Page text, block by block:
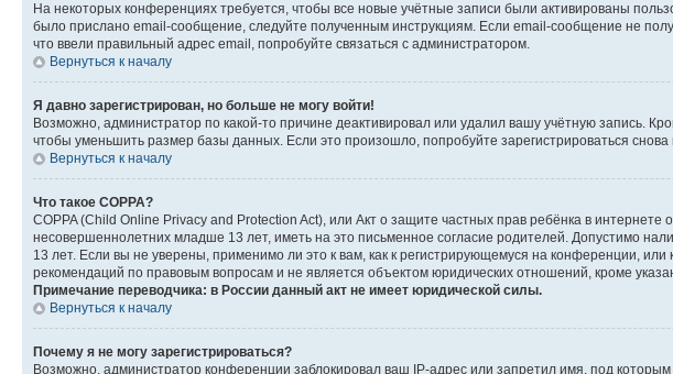
На некоторых конференциях требуется, чтобы все новые учётные записи были активированы
было прислано email-сообщение, следуйте полученным инструкциям. Если email-сообщение не
что ввели правильный адрес email, попробуйте связаться с администратором.
Вернуться к началу
Я давно зарегистрирован, но больше не могу войти!
Возможно, администратор по какой-то причине деактивировал или удалил вашу учётную запись.
чтобы уменьшить размер базы данных. Если это произошло, попробуйте зарегистрироваться снова
Вернуться к началу
Что такое COPPA?
COPPA (Child Online Privacy and Protection Act), или Акт о защите частных прав ребёнка в
несовершеннолетних младше 13 лет, иметь на это письменное согласие родителей. Допустимо
13 лет. Если вы не уверены, применимо ли это к вам, как к регистрирующемуся на конференции,
рекомендаций по правовым вопросам и не является объектом юридических отношений, кроме
Примечание переводчика: в России данный акт не имеет юридической силы.
Вернуться к началу
Почему я не могу зарегистрироваться?
Возможно, администратор конференции заблокировал ваш IP-адрес или запретил имя, под